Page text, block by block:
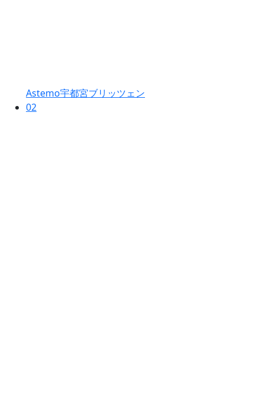
Astemo宇都宮ブリッツェン
02